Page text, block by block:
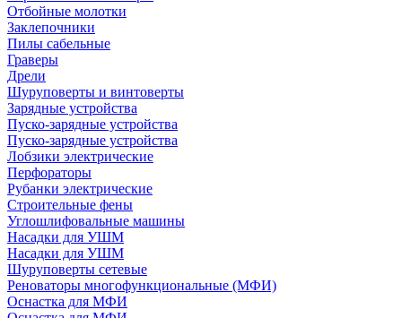
Отбойные молотки
Заклепочники
Пилы сабельные
Граверы
Дрели
Шуруповерты и винтоверты
Зарядные устройства
Пуско-зарядные устройства
Пуско-зарядные устройства
Лобзики электрические
Перфораторы
Рубанки электрические
Строительные фены
Углошлифовальные машины
Насадки для УШМ
Насадки для УШМ
Шуруповерты сетевые
Реноваторы многофункциональные (МФИ)
Оснастка для МФИ